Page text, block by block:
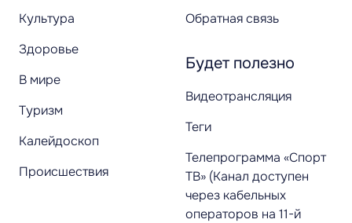
Культура
Здоровье
В мире
Туризм
Калейдоскоп
Происшествия
Обратная связь
Будет полезно
Видеотрансляция
Теги
Телепрограмма «Спорт
ТВ» (Канал доступен
через кабельных
операторов на 11-й